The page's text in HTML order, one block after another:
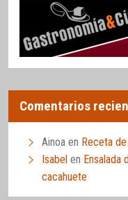
Comentarios
Ainoa en Receta
Isabel en Ensalada
cacahuete